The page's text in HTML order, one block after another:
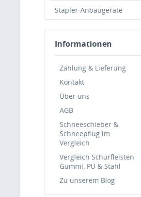
Stapler-Anbaugeräte
Informationen
Zahlung & Lieferung
Kontakt
Über uns
AGB
Schneeschieber &
Schneepflug im
Vergleich
Vergleich Schürfleisten
Gummi, PU & Stahl
Zu unserem Blog